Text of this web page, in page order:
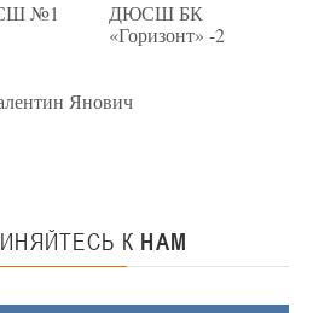
№1
ДЮСШ БК
«Горизонт» -2
Янович
К НАМ